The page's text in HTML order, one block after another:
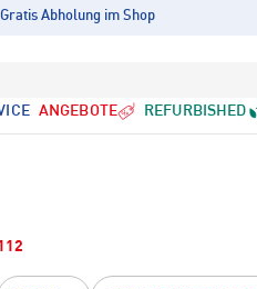
Gratis Abholung im Shop
ANGEBOTE REFURBISHED